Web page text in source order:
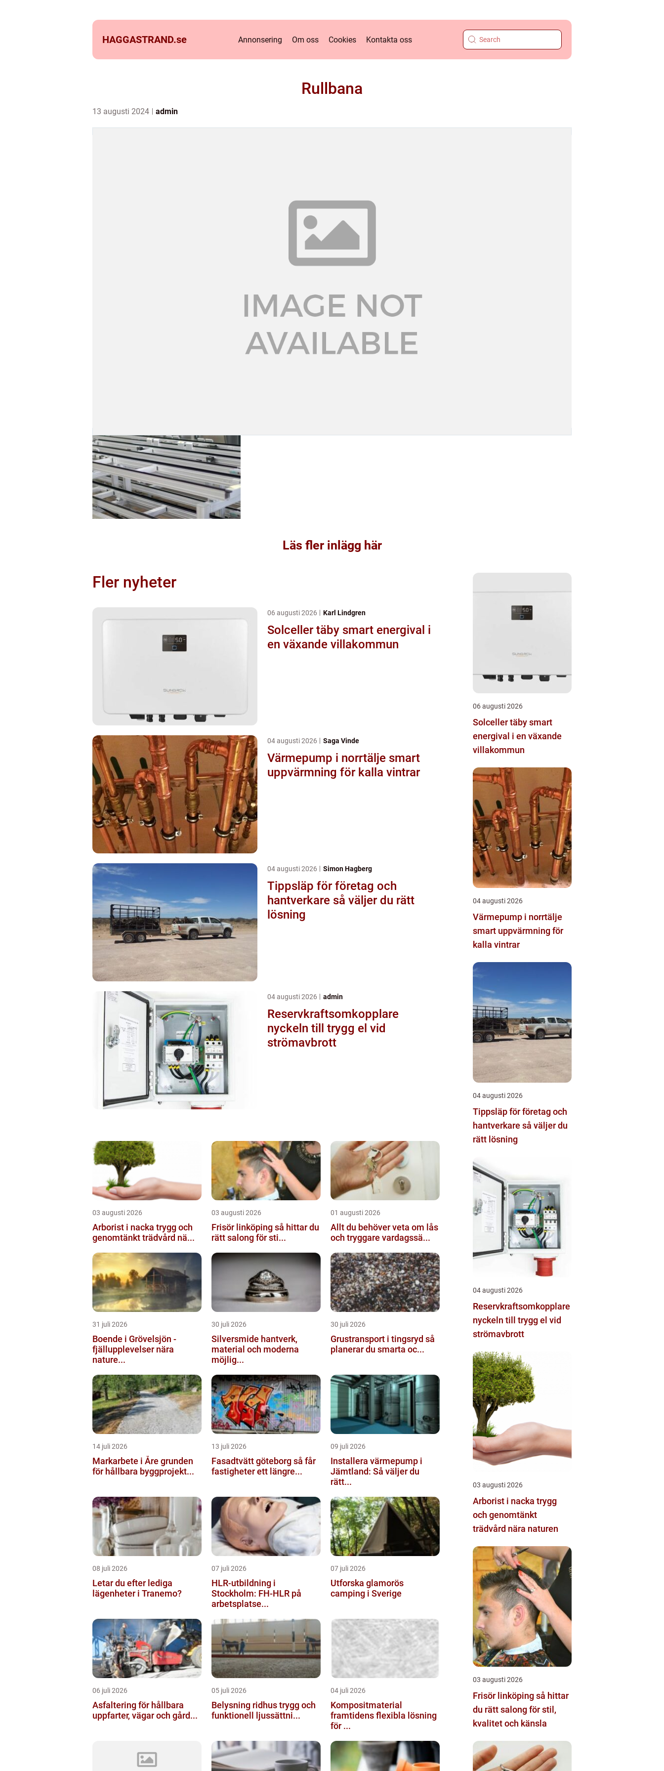
HAGGASTRAND.se Annonsering Om oss Cookies Kontakta oss
Rullbana
13 augusti 2024 admin
Läs fler inlägg här
Fler nyheter
06 augusti 2026 Karl Lindgren
Solceller täby smart energival i
en växande villakommun
04 augusti 2026 Saga Vinde
Värmepump i norrtälje smart
uppvärmning för kalla vintrar
04 augusti 2026 Simon Hagberg
Tippsläp för företag och
hantverkare så väljer du rätt
lösning
04 augusti 2026 admin
Reservkraftsomkopplare
nyckeln till trygg el vid
strömavbrott
03 augusti 2026
Arborist i nacka trygg och
genomtänkt trädvård nä...
03 augusti 2026
Frisör linköping så hittar du
rätt salong för sti...
01 augusti 2026
Allt du behöver veta om lås
och tryggare vardagssä...
31 juli 2026
Boende i Grövelsjön -
fjällupplevelser nära
nature...
30 juli 2026
Silversmide hantverk,
material och moderna
möjlig...
30 juli 2026
Grustransport i tingsryd så
planerar du smarta oc...
14 juli 2026
Markarbete i Åre grunden
för hållbara byggprojekt...
13 juli 2026
Fasadtvätt göteborg så får
fastigheter ett längre...
09 juli 2026
Installera värmepump i
Jämtland: Så väljer du
rätt...
08 juli 2026
Letar du efter lediga
lägenheter i Tranemo?
07 juli 2026
HLR-utbildning i
Stockholm: FH-HLR på
arbetsplatse...
07 juli 2026
Utforska glamorös
camping i Sverige
06 juli 2026
Asfaltering för hållbara
uppfarter, vägar och gård...
05 juli 2026
Belysning ridhus trygg och
funktionell ljussättni...
04 juli 2026
Kompositmaterial
framtidens flexibla lösning
för ...
06 augusti 2026
Solceller täby smart
energival i en växande
villakommun
04 augusti 2026
Värmepump i norrtälje
smart uppvärmning för
kalla vintrar
04 augusti 2026
Tippsläp för företag och
hantverkare så väljer du
rätt lösning
04 augusti 2026
Reservkraftsomkopplare
nyckeln till trygg el vid
strömavbrott
03 augusti 2026
Arborist i nacka trygg
och genomtänkt
trädvård nära naturen
03 augusti 2026
Frisör linköping så hittar
du rätt salong för stil,
kvalitet och känsla